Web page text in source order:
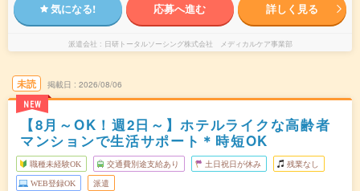
気になる! 応募へ進む 詳しく見る
派遣会社 日研トータルソーシング株式会社 メディカルケア事業部
未読
NEW
掲載日 2026/08/06
【8月～OK！週2日～】ホテルライクな高齢者
マンションで生活サポート＊時短OK
職種未経験OK 交通費別途支給あり 土日祝日が休み 残業なし
WEB登録OK 派遣